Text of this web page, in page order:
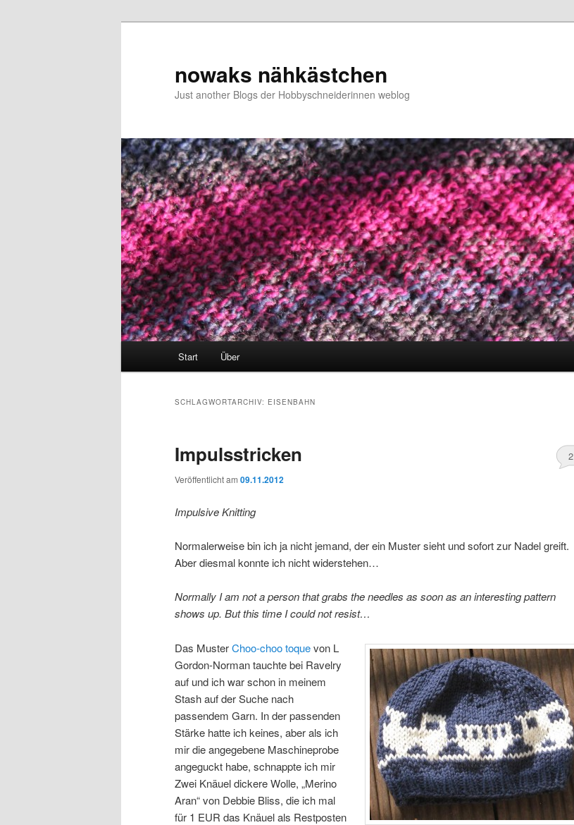
nowaks nähkästchen
Just another Blogs der Hobbyschneiderinnen weblog
Start Über
SCHLAGWORTARCHIV: EISENBAHN
Impulsstricken
Veröffentlicht am 09.11.2012
2
Impulsive Knitting
Normalerweise bin ich ja nicht jemand, der ein Muster sieht und sofort zur Nadel greift.
Aber diesmal konnte ich nicht widerstehen…
Normally I am not a person that grabs the needles as soon as an interesting pattern
shows up. But this time I could not resist…
Das MusterChoo-choo toquevon L
Gordon-Norman tauchte bei Ravelry
auf und ich war schon in meinem
Stash auf der Suche nach
passendem Garn. In der passenden
Stärke hatte ich keines, aber als ich
mir die angegebene Maschineprobe
angeguckt habe, schnappte ich mir
Zwei Knäuel dickere Wolle, „Merino
Aran“ von Debbie Bliss, die ich mal
für 1 EUR das Knäuel als Restposten